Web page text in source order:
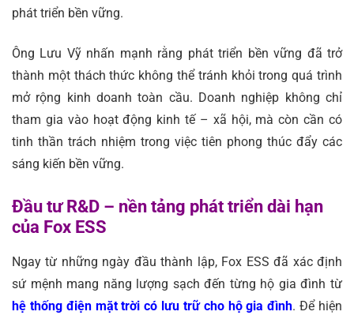
phát triển bền vững.
Ông Lưu Vỹ nhấn mạnh rằng phát triển bền vững đã trở
thành một thách thức không thể tránh khỏi trong quá trình
mở rộng kinh doanh toàn cầu. Doanh nghiệp không chỉ
tham gia vào hoạt động kinh tế – xã hội, mà còn cần có
tinh thần trách nhiệm trong việc tiên phong thúc đẩy các
sáng kiến bền vững.
Đầu tư R&D – nền tảng phát triển dài hạn
của Fox ESS
Ngay từ những ngày đầu thành lập, Fox ESS đã xác định
sứ mệnh mang năng lượng sạch đến từng hộ gia đình từ
hệ thống điện mặt trời có lưu trữ cho hộ gia đình. Để hiện